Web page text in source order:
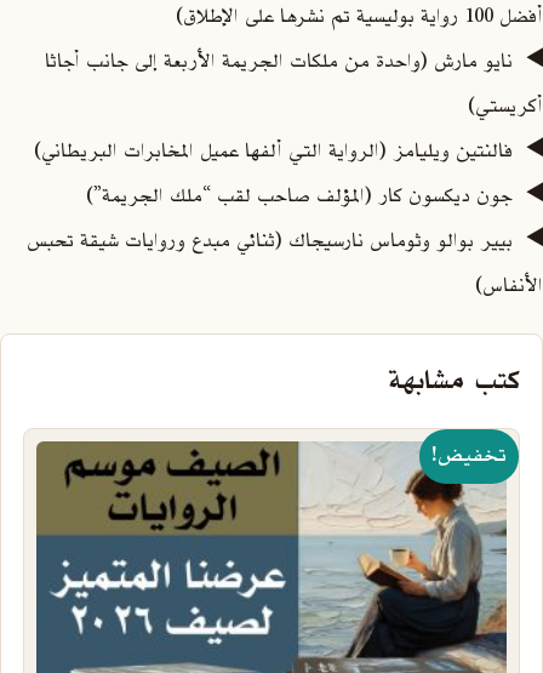
أفضل 100 رواية بوليسية تم نشرها على الإطلاق)
نايو مارش (واحدة من ملكات الجريمة الأربعة إلى جانب أجاثا
أكريستي)
فالنتين ويليامز (الرواية التي ألفها عميل المخابرات البريطاني)
جون ديكسون كار (المؤلف صاحب لقب “ملك الجريمة”)
بيير بوالو وثوماس نارسيجاك (ثنائي مبدع وروايات شيقة تحبس
الأنفاس)
كتب مشابهة
تخفيض!